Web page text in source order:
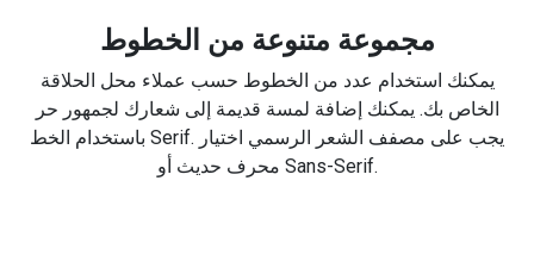
مجموعة متنوعة من الخطوط
يمكنك استخدام عدد من الخطوط حسب عملاء محل الحلاقة
الخاص بك. يمكنك إضافة لمسة قديمة إلى شعارك لجمهور حر
باستخدام الخط Serif. يجب على مصفف الشعر الرسمي اختيار
محرف حديث أو Sans-Serif.